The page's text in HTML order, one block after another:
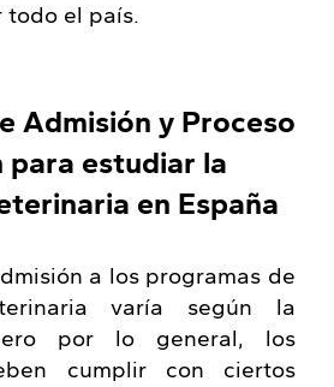
el país.
Admisión y Proceso
para estudiar la
en España
a los programas de
varía según la
por lo general, los
cumplir con ciertos